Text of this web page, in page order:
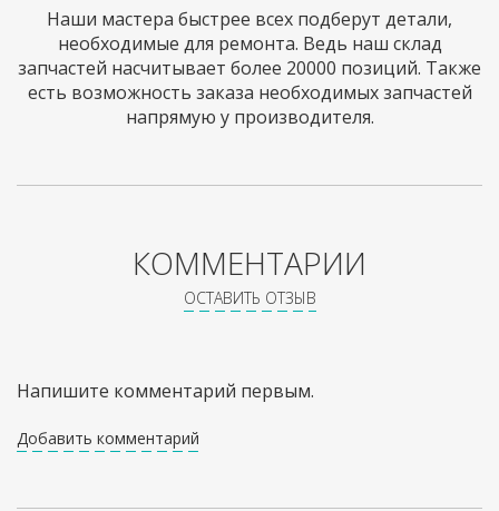
Наши мастера быстрее всех подберут детали,
необходимые для ремонта. Ведь наш склад
запчастей насчитывает более 20000 позиций. Также
есть возможность заказа необходимых запчастей
напрямую у производителя.
КОММЕНТАРИИ
ОСТАВИТЬ ОТЗЫВ
Напишите комментарий первым.
Добавить комментарий